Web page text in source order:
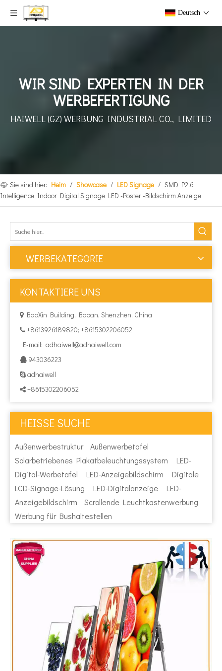
Deutsch
WIR SIND EXPERTEN IN DER
WERBEFERTIGUNG
HAIWELL (GZ) WERBUNG INDUSTRIAL CO., LIMITED
Sie sind hier: Heim / Showcase / LED Signage / SMD P2.6
Intelligence Indoor Digital Signage LED -Poster -Bildschirm Anzeige
WERBEKATEGORIE
KONTAKTIERE UNS
 BaoXin Building, Baoan, Shenzhen, China
 +8613926189820; +8615302206052
E-mail: adhaiwell@adhaiwell.com
 943036223
 adhaiwell
 +8615302206052
HEISSE SUCHE
Außenwerbestruktur
Außenwerbetafel
Solarbetriebenes Plakatbeleuchtungssystem
LED-
Digital-Werbetafel
LED-Anzeigebildschirm
Digitale
LCD-Signage-Lösung
LED-Digitalanzeige
LED-
Anzeigebildschirm
Scrollende Leuchtkastenwerbung
Werbung für Bushaltestellen